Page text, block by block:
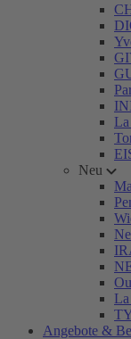
Neu
Angebote &